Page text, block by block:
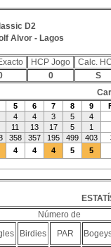
D2
Alvor - Lagos
HCP Jogo
Calc.
0
S
5 6 7 8 9
4 4 3 5
4
11 13 17 5
1
358 357 195 499 403
4 4 4 5 5
Número de
Birdies PAR